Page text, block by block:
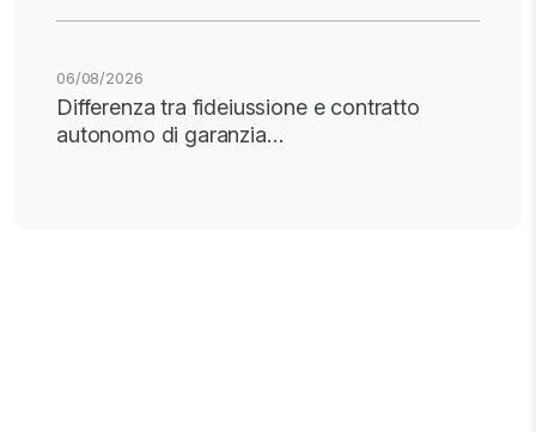
06/08/2026
Differenza tra fideiussione e contratto
autonomo di garanzia…